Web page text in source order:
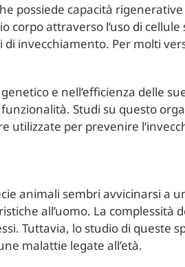
possiede capacità
corpo attraverso l’uso di
invecchiamento. Per molti
e nell’efficienza delle
Studi su questo
utilizzate per prevenire
animali sembri avvicinarsi a
all’uomo. La complessità
Tuttavia, lo studio di queste
malattie legate all’età.